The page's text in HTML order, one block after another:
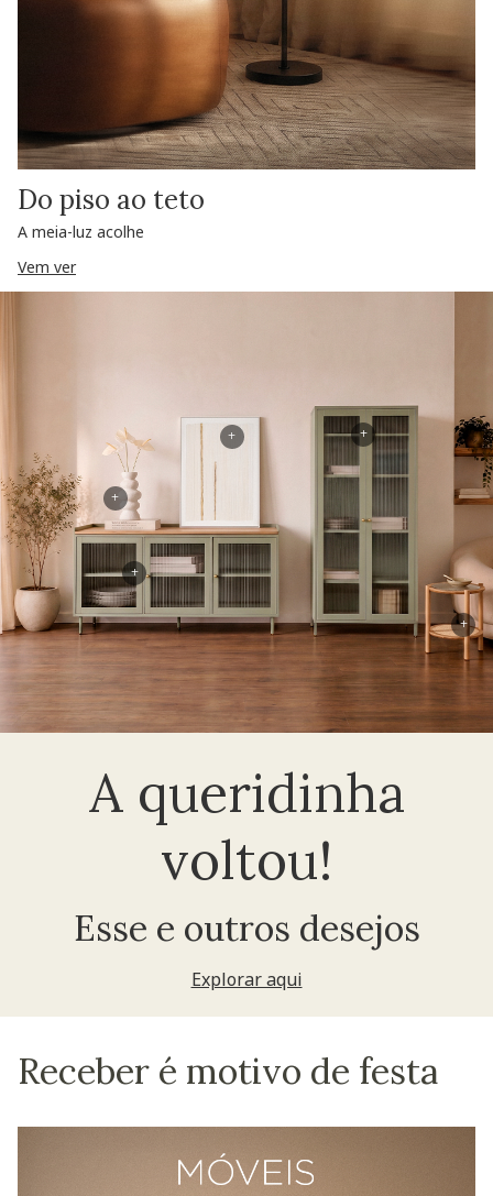
Do piso ao teto
A meia-luz acolhe
Vem ver
A queridinha
voltou!
Esse e outros desejos
Explorar aqui
+
+
+
+
+
Receber é motivo de festa